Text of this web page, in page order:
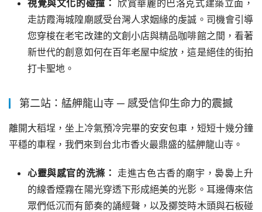
視覺與文化的碰撞：
欣賞華麗的巴洛克式建築立面，
走訪霞海城隍廟感受台灣人求姻緣的虔誠。司機會引導
您穿梭在老宅改建的文創小店與精品咖啡館之間，看著
新世代的創意如何在百年老屋中綻放，這是絕佳的街拍
打卡聖地。
第二站：艋舺龍山寺 ─ 感受信仰生命力的震撼
離開大稻埕，坐上冷氣預冷完畢的安安包車，短短十幾分鐘
平穩的車程，我們來到台北市香火最鼎盛的艋舺龍山寺。
心靈與感官的洗滌：
走進古色古香的廟宇，裊裊上升
的線香煙霧在陽光穿透下形成絕美的光影。耳邊傳來信
眾們低沉而有節奏的誦經聲，以及擲筊時木頭與石板碰